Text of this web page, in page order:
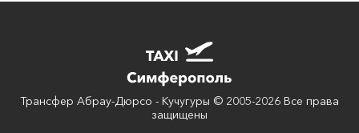
Трансфер Абрау-Дюрсо - Кучугуры © 2005-2026 Все права
защищены